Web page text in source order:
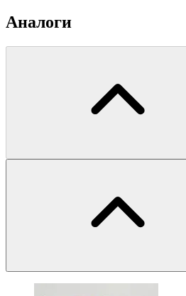
Аналоги